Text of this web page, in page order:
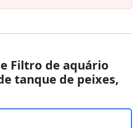
Filtro de aquário
tanque de peixes,